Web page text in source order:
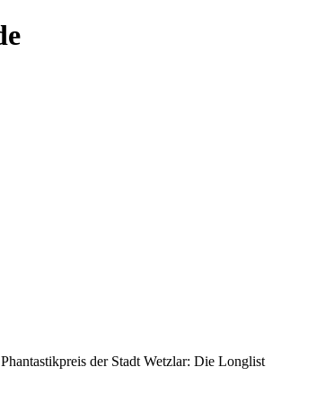
Phantastikpreis der Stadt Wetzlar: Die Longlist